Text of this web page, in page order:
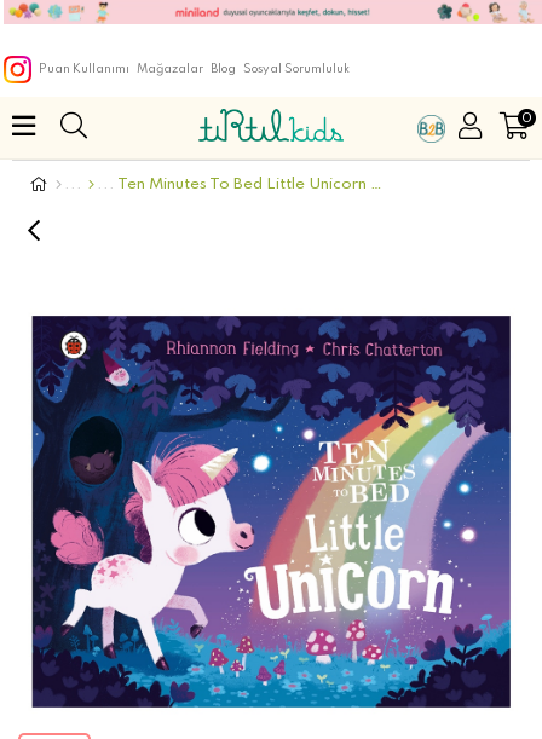
Puan Kullanımı Mağazalar Blog Sosyal Sorumluluk
0
Ten Minutes To Bed Little Unicorn - Board Book